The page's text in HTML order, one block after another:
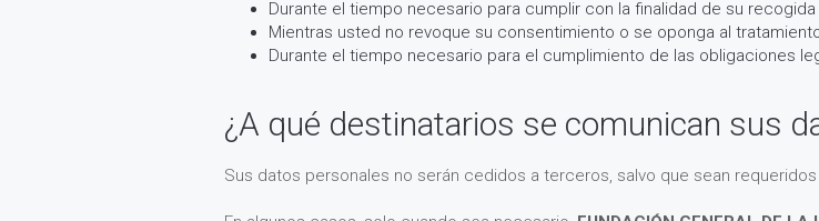
Durante el tiempo necesario para cumplir con la finalidad de su
Mientras usted no revoque su consentimiento o se oponga al
Durante el tiempo necesario para el cumplimiento de las obligaciones
¿A qué destinatarios se comunican sus
Sus datos personales no serán cedidos a terceros, salvo que sean